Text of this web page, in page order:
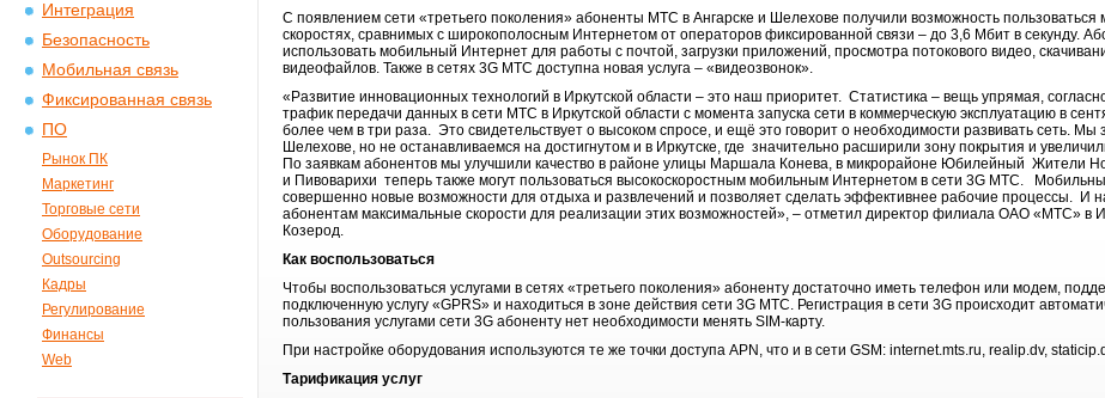
Интеграция
Безопасность
Мобильная связь
Фиксированная связь
ПО
Рынок ПК
Маркетинг
Торговые сети
Оборудование
Outsourcing
Кадры
Регулирование
Финансы
Web
C появлением сети «третьего поколения» абоненты МТС в Ангарске и Шелехове получили возможность
скоростях, сравнимых с широкополосным Интернетом от операторов фиксированной связи – до 3,6 Мбит в секунду.
использовать мобильный Интернет для работы с почтой, загрузки приложений, просмотра потокового видео,
видеофайлов. Также в сетях 3G МТС доступна новая услуга – «видеозвонок».
«Развитие инновационных технологий в Иркутской области – это наш приоритет. Статистика – вещь упрямая,
трафик передачи данных в сети МТС в Иркутской области с момента запуска сети в коммерческую эксплуатацию в
более чем в три раза. Это свидетельствует о высоком спросе, и ещё это говорит о необходимости развивать сеть. Мы
Шелехове, но не останавливаемся на достигнутом и в Иркутске, где значительно расширили зону покрытия и
По заявкам абонентов мы улучшили качество в районе улицы Маршала Конева, в микрорайоне Юбилейный Жители
и Пивоварихи теперь также могут пользоваться высокоскоростным мобильным Интернетом в сети 3G МТС.
совершенно новые возможности для отдыха и развлечений и позволяет сделать эффективнее рабочие процессы. И
абонентам максимальные скорости для реализации этих возможностей», – отметил директор филиала ОАО «МТС» в
Козерод.
Как воспользоваться
Чтобы воспользоваться услугами в сетях «третьего поколения» абоненту достаточно иметь телефон или модем,
подключенную услугу «GPRS» и находиться в зоне действия сети 3G МТС. Регистрация в сети 3G происходит
пользования услугами сети 3G абоненту нет необходимости менять SIM-карту.
При настройке оборудования используются те же точки доступа APN, что и в сети GSM: internet.mts.ru, realip.dv,
Тарификация услуг